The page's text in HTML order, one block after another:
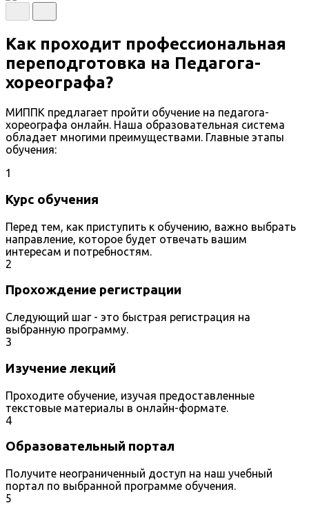
Как проходит профессиональная
переподготовка на Педагога-
хореографа?
МИППК предлагает пройти обучение на педагога-
хореографа онлайн. Наша образовательная система
обладает многими преимуществами. Главные этапы
обучения:
1
Курс обучения
Перед тем, как приступить к обучению, важно выбрать
направление, которое будет отвечать вашим
интересам и потребностям.
2
Прохождение регистрации
Следующий шаг - это быстрая регистрация на
выбранную программу.
3
Изучение лекций
Проходите обучение, изучая предоставленные
текстовые материалы в онлайн-формате.
4
Образовательный портал
Получите неограниченный доступ на наш учебный
портал по выбранной программе обучения.
5